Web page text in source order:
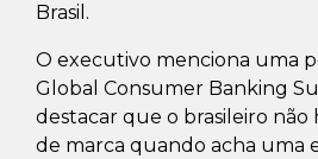
Brasil.
O executivo menciona uma
Global Consumer Banking
destacar que o brasileiro
de marca quando acha uma